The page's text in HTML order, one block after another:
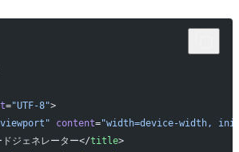
="UTF-8">
content="width=device-width,
ドジェネレーター</title>